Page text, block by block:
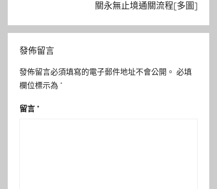
關永無止境通關流程[多圖]
發佈留言
發佈留言必須填寫的電子郵件地址不會公開。 必填
欄位標示為 *
留言 *